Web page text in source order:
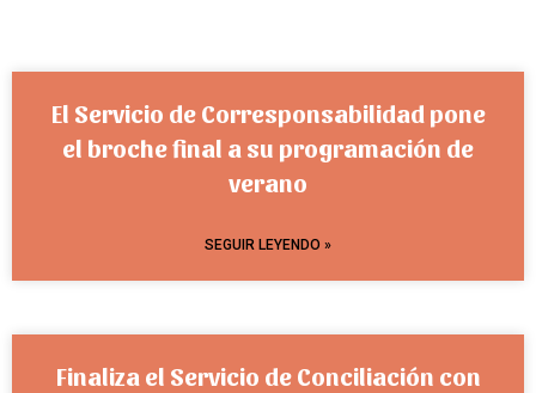
El Servicio de Corresponsabilidad pone
el broche final a su programación de
verano
SEGUIR LEYENDO »
Finaliza el Servicio de Conciliación con